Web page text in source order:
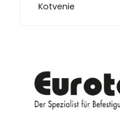
Kotvenie